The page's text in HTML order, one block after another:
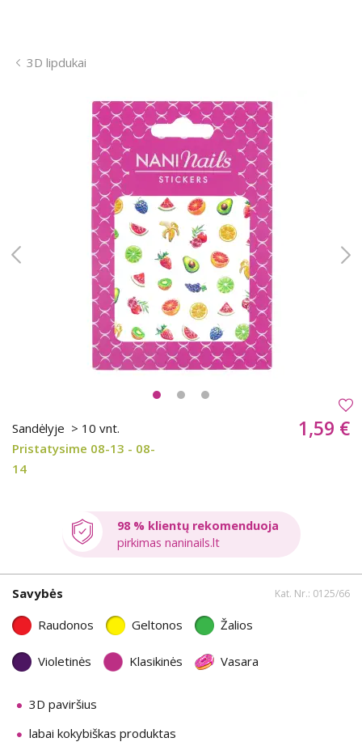
3D lipdukai
Sandėlyje > 10 vnt.
Pristatysime 08-13 - 08-
14
1,59 €
98 % klientų rekomenduoja
pirkimas naninails.lt
Savybės Kat. Nr.: 0125/66
Raudonos Geltonos Žalios
Violetinės Klasikinės Vasara
3D paviršius
labai kokybiškas produktas